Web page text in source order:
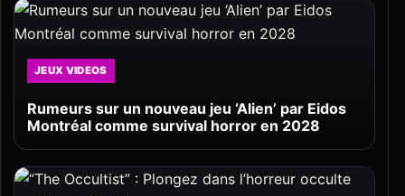
JEUX VIDEOS
Rumeurs sur un nouveau jeu ‘Alien’ par Eidos
Montréal comme survival horror en 2028